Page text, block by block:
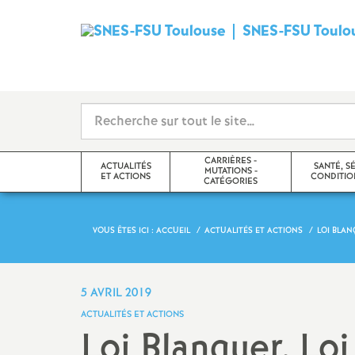
SNES-FSU
ACTUALITÉS
ET ACTIONS
Actualités académiques
CARRIÈRES -
MUTATIONS -
CATÉGORIES
Retraites
SANTÉ,
VOUS ÊTES ICI : ACCUEIL ACTUALITÉS ET ACTIONS LOI
5 AVRIL 2019
ACTUALITÉS ET ACTIONS